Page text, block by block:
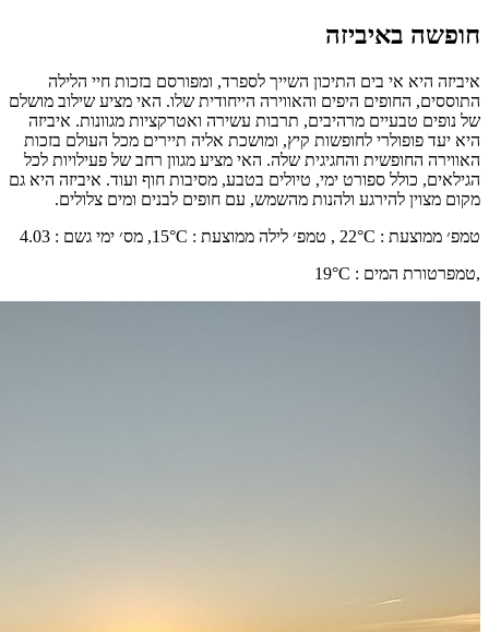
חופשה באיביזה
איביזה היא אי בים התיכון השייך לספרד, ומפורסם בזכות חיי הלילה
התוססים, החופים היפים והאווירה הייחודית שלו. האי מציע שילוב מושלם
של נופים טבעיים מרהיבים, תרבות עשירה ואטרקציות מגוונות. איביזה
היא יעד פופולרי לחופשות קיץ, ומושכת אליה תיירים מכל העולם בזכות
האווירה החופשית והחגיגית שלה. האי מציע מגוון רחב של פעילויות לכל
הגילאים, כולל ספורט ימי, טיולים בטבע, מסיבות חוף ועוד. איביזה היא גם
מקום מצוין להירגע ולהנות מהשמש, עם חופים לבנים ומים צלולים.
טמפ׳ ממוצעת :
22°C , טמפ׳ לילה ממוצעת :
15°C, מס׳ ימי גשם :
4.03
,טמפרטורת המים :
19°C